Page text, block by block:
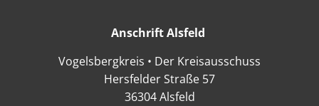
Anschrift Alsfeld
Vogelsbergkreis • Der Kreisausschuss
Hersfelder Straße 57
36304 Alsfeld